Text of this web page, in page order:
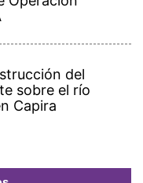
del
sobre el río
Capira